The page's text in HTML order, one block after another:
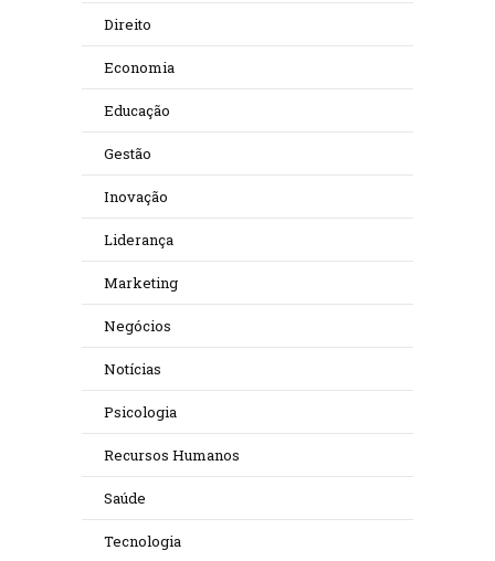
Direito
Economia
Educação
Gestão
Inovação
Liderança
Marketing
Negócios
Notícias
Psicologia
Recursos Humanos
Saúde
Tecnologia